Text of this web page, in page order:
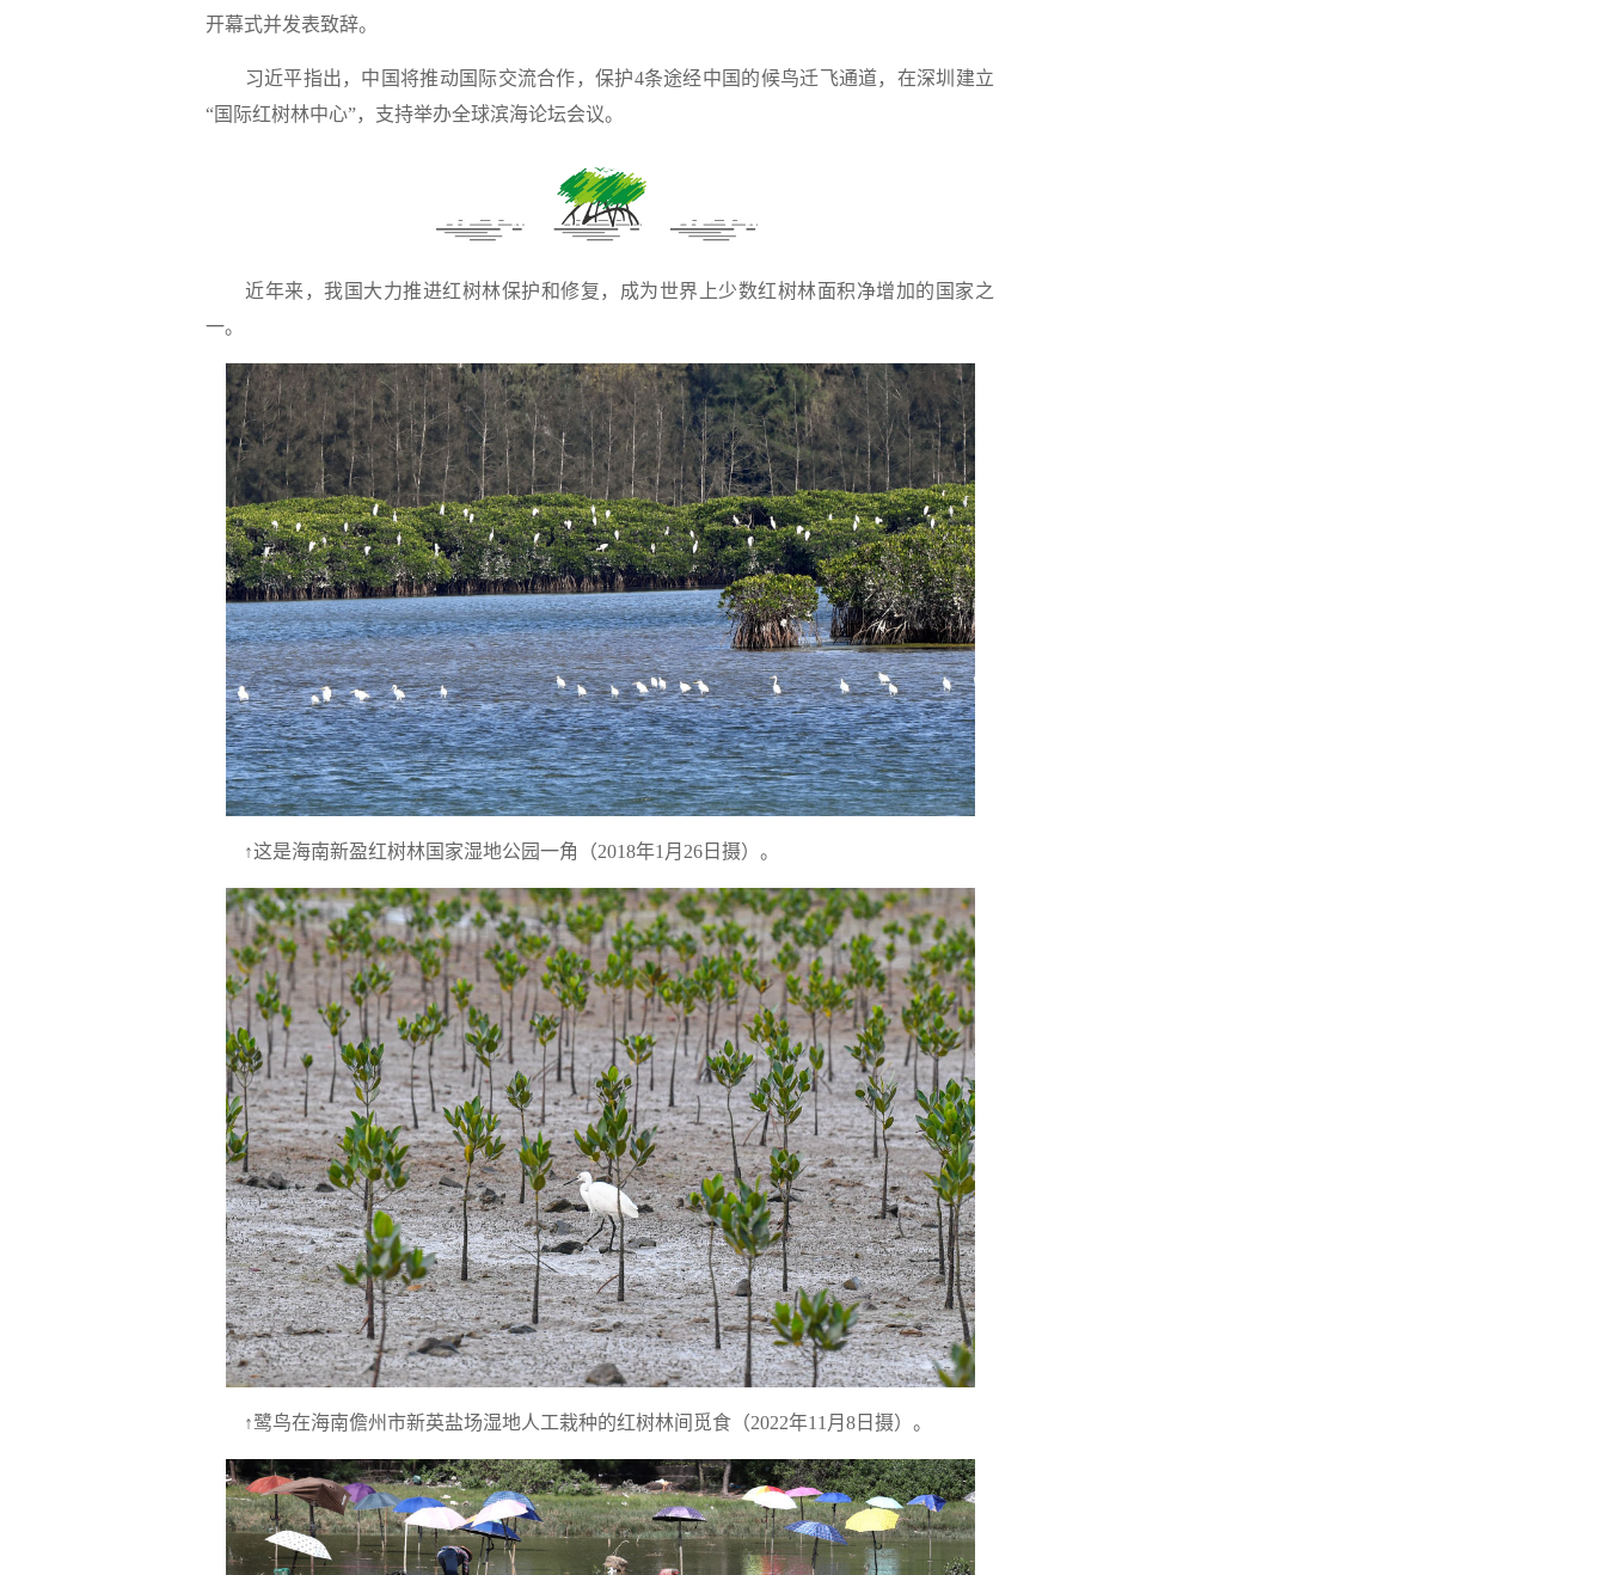
开幕式并发表致辞。
习近平指出，中国将推动国际交流合作，保护4条途经中国的候鸟迁飞通道，在深圳建立
“国际红树林中心”，支持举办全球滨海论坛会议。
近年来，我国大力推进红树林保护和修复，成为世界上少数红树林面积净增加的国家之
一。
↑这是海南新盈红树林国家湿地公园一角（2018年1月26日摄）。
↑鹭鸟在海南儋州市新英盐场湿地人工栽种的红树林间觅食（2022年11月8日摄）。